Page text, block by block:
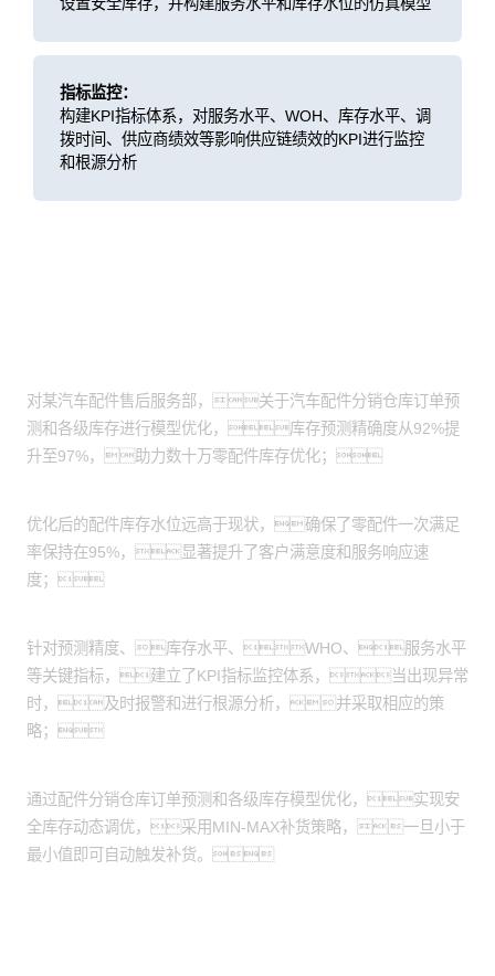
指标监控：
构建KPI指标体系，对服务水平、WOH、库存水平、调
拨时间、供应商绩效等影响供应链绩效的KPI进行监控
和根源分析
对某汽车配件售后服务部，关于汽车配件分销仓库订单预
测和各级库存进行模型优化，库存预测精确度从92%提
升至97%，助力数十万零配件库存优化；
优化后的配件库存水位远高于现状，确保了零配件一次满足
率保持在95%，显著提升了客户满意度和服务响应速
度；
针对预测精度、库存水平、WHO、服务水平
等关键指标，建立了KPI指标监控体系，当出现异常
时，及时报警和进行根源分析，并采取相应的策
略；
通过配件分销仓库订单预测和各级库存模型优化，实现安
全库存动态调优，采用MIN-MAX补货策略，一旦小于
最小值即可自动触发补货。